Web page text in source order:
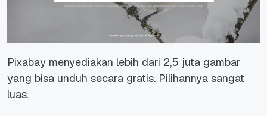
Pixabay menyediakan lebih dari 2,5 juta gambar
yang bisa unduh secara gratis. Pilihannya sangat
luas.